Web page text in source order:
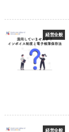
経営全般
経営全般